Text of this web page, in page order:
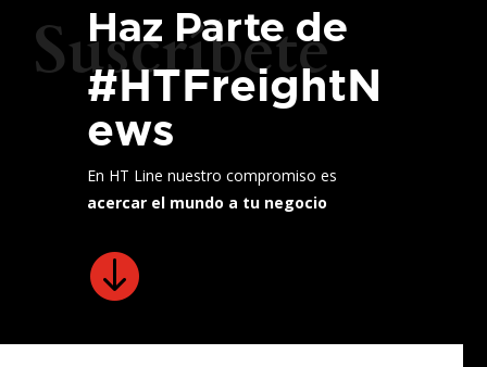
Suscríbete
Haz Parte de
#HTFreightN
ews
En HT Line nuestro compromiso es
acercar el mundo a tu negocio
